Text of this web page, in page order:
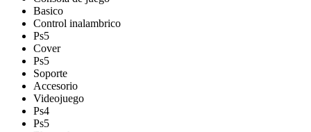
Basico
Control inalambrico
Ps5
Cover
Ps5
Soporte
Accesorio
Videojuego
Ps4
Ps5